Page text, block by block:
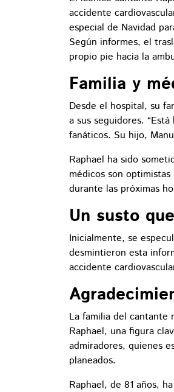
accidente
especial de Navidad
Según informes, el
propio pie hacia la
Familia y
Desde el hospital, su
a sus seguidores.
fanáticos. Su hijo,
Raphael ha sido
médicos son
durante las próximas
Un susto
Inicialmente, se
desmintieron esta
accidente
La familia del cantante
Raphael, una figura
admiradores, quienes
planeados.
Raphael, de 81 años,